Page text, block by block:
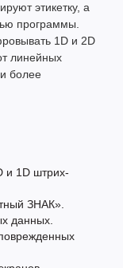
этикетку, а
программы.
1D и 2D
линейных
более
и 1D штрих-
ЗНАК».
данных.